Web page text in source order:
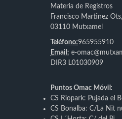
Materia de Registros
Francisco Martinez
03110 Mutxamel
Teléfono:965955910
Email: e-
DIR3 L01030909
Puntos Omac Móvil:
CS Riopark: Pujada el
CS Bonalba: C/La Nit